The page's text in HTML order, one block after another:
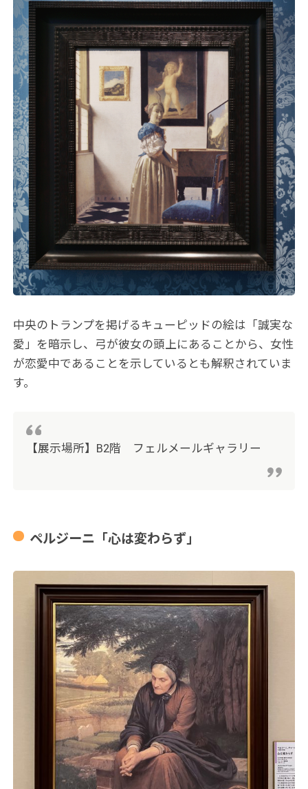
中央のトランプを掲げるキューピッドの絵は「誠実な
愛」を暗示し、弓が彼女の頭上にあることから、女性
が恋愛中であることを示しているとも解釈されていま
す。
【展示場所】B2階 フェルメールギャラリー
ペルジーニ「心は変わらず」